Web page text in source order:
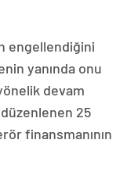
engellendiğini
yanında onu
devam
25
finansmanının